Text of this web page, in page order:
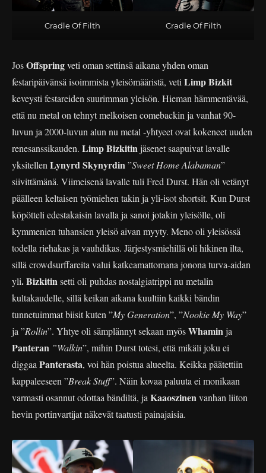
Cradle Of Filth Cradle Of Filth
JosOffspringveti oman settinsä aikana yhden oman
festaripäivänsä isoimmista yleisömääristä, vetiLimp Bizkit
keveysti festareiden suurimman yleisön. Hieman hämmentävää,
että nu metal on tehnyt melkoisen comebackin ja vanhat 90-
luvun ja 2000-luvun alun nu metal -yhtyeet ovat kokeneet uuden
renesanssikauden. Limp Bizkitinjäsenet saapuivat lavalle
yksitellenLynyrd Skynyrdin”Sweet Home Alabaman”
siivittämänä. Viimeisenä lavalle tuli Fred Durst. Hän oli vetänyt
päälleen keltaisen työmiehen takin ja yli-isot shortsit. Kun Durst
köpötteli edestakaisin lavalla ja sanoi jotakin yleisölle, oli
kymmenien tuhansien yleisö aivan myyty. Meno oli yleisössä
todella riehakas ja vauhdikas. Järjestysmiehillä oli hikinen ilta,
sillä crowdsurffareita valui katkeamattomana jonona turva-aidan
yli. Bizkitinsetti oli puhdas nostalgiatrippi nu metalin
kultakaudelle, sillä keikan aikana kuultiin kaikki bändin
tunnetuimmat biisit kuten ”My Generation”, ”Nookie My Way”
ja ”Rollin”. Yhtye oli sämplännyt sekaan myösWhaminja
Panteran ”Walkin”, mihin Durst totesi, että mikäli joku ei
diggaaPanterasta, voi hän poistua alueelta. Keikka päätettiin
kappaleeseen ”Break Stuff”. Näin kovaa paluuta ei monikaan
varmasti osannut odottaa bändiltä, jaKaaoszinenvanhan liiton
hevin portinvartijat näkevät taatusti painajaisia.